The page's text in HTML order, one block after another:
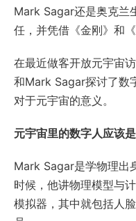
Mark Sagar还是奥克兰
任，并凭借《金刚》和
在最近做客开放元宇宙
和Mark Sagar探讨了数
对于元宇宙的意义。
元宇宙里的数字人应该
Mark Sagar是学物理出
时候，他讲物理模型与
模拟器，其中就包括人